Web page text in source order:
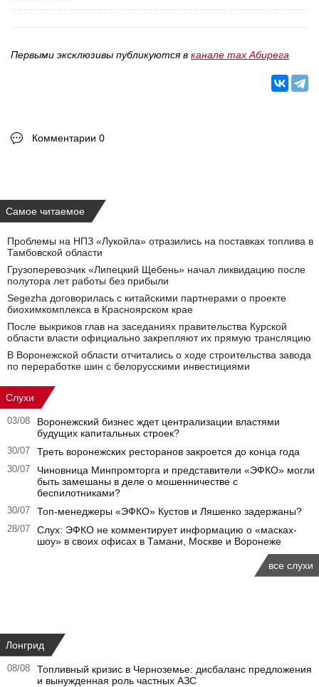
Первыми эксклюзивы публикуются в канале max Абирега
Комментарии 0
Самое читаемое
Проблемы на НПЗ «Лукойла» отразились на поставках топлива в
Тамбовской области
Грузоперевозчик «Липецкий Щебень» начал ликвидацию после
полутора лет работы без прибыли
Segezha договорилась с китайскими партнерами о проекте
биохимкомплекса в Красноярском крае
После выкриков глав на заседаниях правительства Курской
области власти официально закрепляют их прямую трансляцию
В Воронежской области отчитались о ходе строительства завода
по переработке шин с белорусскими инвестициями
Слухи
03/08
Воронежский бизнес ждет централизации властями
будущих капитальных строек?
30/07 Треть воронежских ресторанов закроется до конца года
30/07
Чиновница Минпромторга и представители «ЭФКО» могли
быть замешаны в деле о мошенничестве с
беспилотниками?
30/07 Топ-менеджеры «ЭФКО» Кустов и Ляшенко задержаны?
28/07
Слух: ЭФКО не комментирует информацию о «масках-
шоу» в своих офисах в Тамани, Москве и Воронеже
все слухи
Лонгрид
08/08
Топливный кризис в Черноземье: дисбаланс предложения
и вынужденная роль частных АЗС